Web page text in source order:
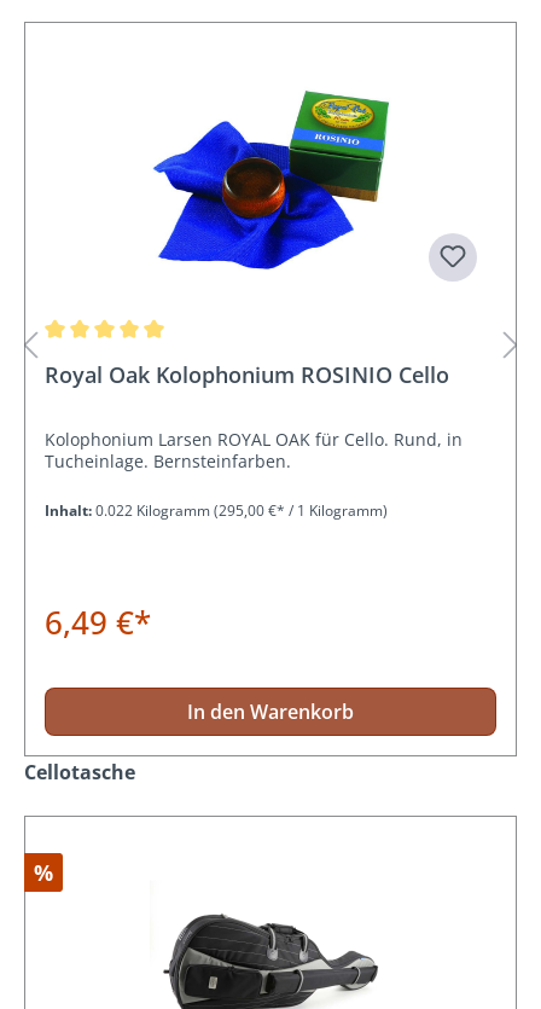
Royal Oak Kolophonium ROSINIO Cello
Kolophonium Larsen ROYAL OAK für Cello. Rund, in
Tucheinlage. Bernsteinfarben.
Inhalt:0.022 Kilogramm(295,00 €* / 1 Kilogramm)
6,49 €*
In den Warenkorb
Produktgalerie überspringen
Cellotasche
%